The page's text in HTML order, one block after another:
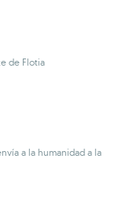
de Flotia
a la humanidad a la